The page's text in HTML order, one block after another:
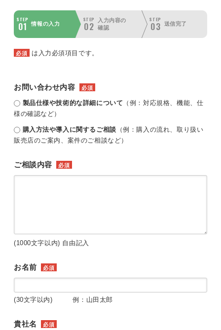
STEP
01 情報の入力
STEP
02
入力内容の
確認
STEP
03 送信完了
必須 は入力必須項目です。
お問い合わせ内容 必須
製品仕様や技術的な詳細について （例：対応規格、機能、仕
様の確認など）
購入方法や導入に関するご相談 （例：購入の流れ、取り扱い
販売店のご案内、案件のご相談など）
ご相談内容 必須
(1000文字以内) 自由記入
お名前 必須
(30文字以内) 例：山田太郎
貴社名 必須